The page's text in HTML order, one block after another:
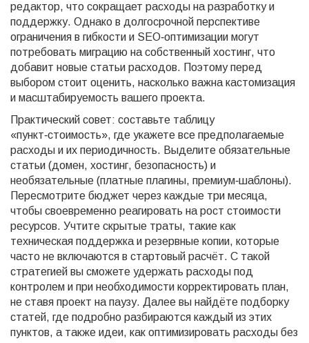
редактор, что сокращает расходы на разработку и
поддержку. Однако в долгосрочной перспективе
ограничения в гибкости и SEO‑оптимизации могут
потребовать миграцию на собственный хостинг, что
добавит новые статьи расходов. Поэтому перед
выбором стоит оценить, насколько важна кастомизация
и масштабируемость вашего проекта.
Практический совет: составьте таблицу
«пункт‑стоимость», где укажете все предполагаемые
расходы и их периодичность. Выделите обязательные
статьи (домен, хостинг, безопасность) и
необязательные (платные плагины, премиум‑шаблоны).
Пересмотрите бюджет через каждые три месяца,
чтобы своевременно реагировать на рост стоимости
ресурсов. Учтите скрытые траты, такие как
техническая поддержка и резервные копии, которые
часто не включаются в стартовый расчёт. С такой
стратегией вы сможете удержать расходы под
контролем и при необходимости корректировать план,
не ставя проект на паузу. Далее вы найдёте подборку
статей, где подробно разбираются каждый из этих
пунктов, а также идеи, как оптимизировать расходы без